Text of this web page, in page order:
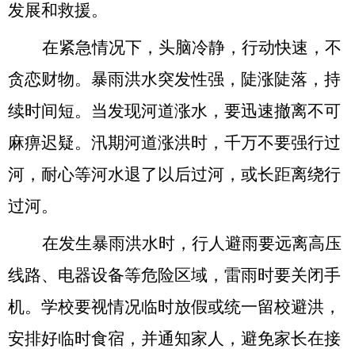
发展和救援。
在紧急情况下，头脑冷静，行动快速，不
贪恋财物。暴雨洪水突发性强，陡涨陡落，持
续时间短。当发现河道涨水，要迅速撤离不可
麻痹迟疑。汛期河道涨洪时，千万不要强行过
河，耐心等河水退了以后过河，或长距离绕行
过河。
在发生暴雨洪水时，行人避雨要远离高压
线路、电器设备等危险区域，雷雨时要关闭手
机。学校要视情况临时放假或统一留校避洪，
安排好临时食宿，并通知家人，避免家长在接